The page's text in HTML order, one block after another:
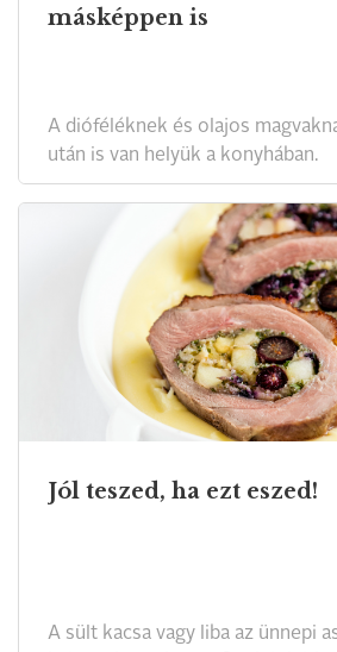
másképpen is
A dióféléknek és olajos
után is van helyük a konyhában.
Jól teszed, ha ezt eszed!
A sült kacsa vagy liba az ünnepi